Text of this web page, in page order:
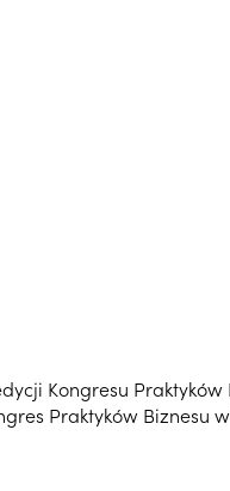
Kongresu Praktyków
Praktyków Biznesu